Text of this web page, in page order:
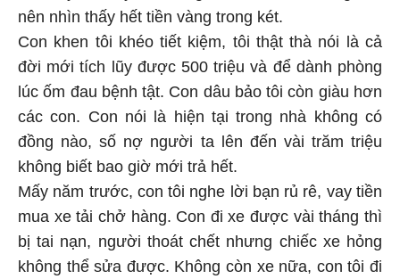
nên nhìn thấy hết tiền vàng trong két.
Con khen tôi khéo tiết kiệm, tôi thật thà nói là cả
đời mới tích lũy được 500 triệu và để dành phòng
lúc ốm đau bệnh tật. Con dâu bảo tôi còn giàu hơn
các con. Con nói là hiện tại trong nhà không có
đồng nào, số nợ người ta lên đến vài trăm triệu
không biết bao giờ mới trả hết.
Mấy năm trước, con tôi nghe lời bạn rủ rê, vay tiền
mua xe tải chở hàng. Con đi xe được vài tháng thì
bị tai nạn, người thoát chết nhưng chiếc xe hỏng
không thể sửa được. Không còn xe nữa, con tôi đi